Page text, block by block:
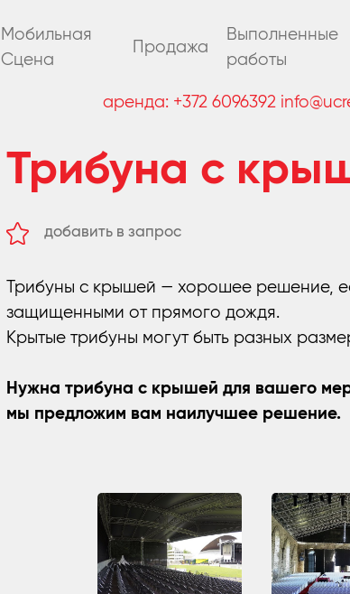
Mобильная
Cцена
Продажа
Выполненные
работы
аренда: +372 6096392
Трибуна с
добавить в запрос
Трибуны с крышей — хорошее решение,
защищенными от прямого дождя.
Крытые трибуны могут быть разных
Нужна трибуна с крышей для вашего
мы предложим вам наилучшее решение.